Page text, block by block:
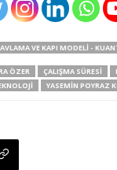
VE KAPI MODELI -
ÖZER ÇALIŞMA SÜRESI
YASEMIN POYRAZ